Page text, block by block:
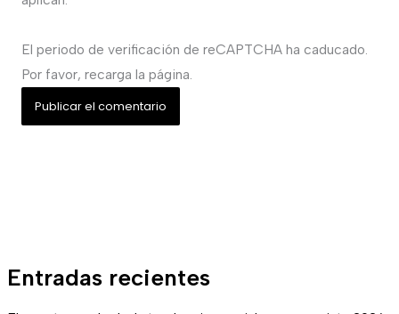
Entradas recientes
El periodo de verificación de reCAPTCHA ha caducado.
Por favor, recarga la página.